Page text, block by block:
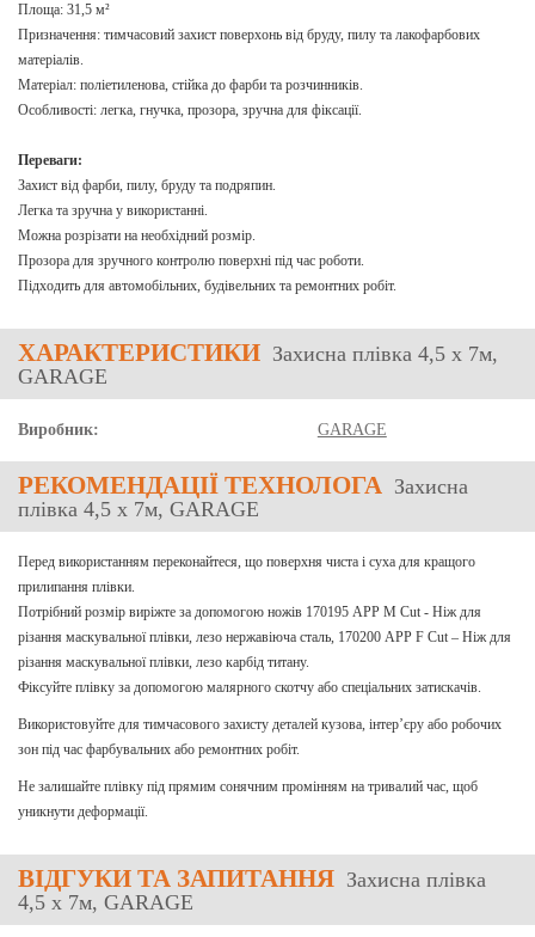
Площа: 31,5 м²
Призначення: тимчасовий захист поверхонь від бруду, пилу та лакофарбових
матеріалів.
Матеріал: поліетиленова, стійка до фарби та розчинників.
Особливості: легка, гнучка, прозора, зручна для фіксації.
Переваги:
Захист від фарби, пилу, бруду та подряпин.
Легка та зручна у використанні.
Можна розрізати на необхідний розмір.
Прозора для зручного контролю поверхні під час роботи.
Підходить для автомобільних, будівельних та ремонтних робіт.
ХАРАКТЕРИСТИКИ Захисна плівка 4,5 х 7м,
GARAGE
Виробник: GARAGE
РЕКОМЕНДАЦІЇ ТЕХНОЛОГА Захисна
плівка 4,5 х 7м, GARAGE
Перед використанням переконайтеся, що поверхня чиста і суха для кращого
прилипання плівки.
Потрібний розмір виріжте за допомогою ножів 170195 APP M Cut - Ніж для
різання маскувальної плівки, лезо нержавіюча сталь, 170200 APP F Cut – Ніж для
різання маскувальної плівки, лезо карбід титану.
Фіксуйте плівку за допомогою малярного скотчу або спеціальних затискачів.
Використовуйте для тимчасового захисту деталей кузова, інтер’єру або робочих
зон під час фарбувальних або ремонтних робіт.
Не залишайте плівку під прямим сонячним промінням на тривалий час, щоб
уникнути деформації.
ВІДГУКИ ТА ЗАПИТАННЯ Захисна плівка
4,5 х 7м, GARAGE